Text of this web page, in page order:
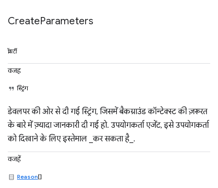
CreateParameters
प्रॉपर्टी
वजह
स्ट्रिंग
डेवलपर की ओर से दी गई स्ट्रिंग, जिसमें बैकग्राउंड कॉन्टेक्स्ट की ज़रूरत
के बारे में ज़्यादा जानकारी दी गई हो. उपयोगकर्ता एजेंट, इसे उपयोगकर्ता
को दिखाने के लिए इस्तेमाल _कर सकता है_.
वजहें
Reason[]